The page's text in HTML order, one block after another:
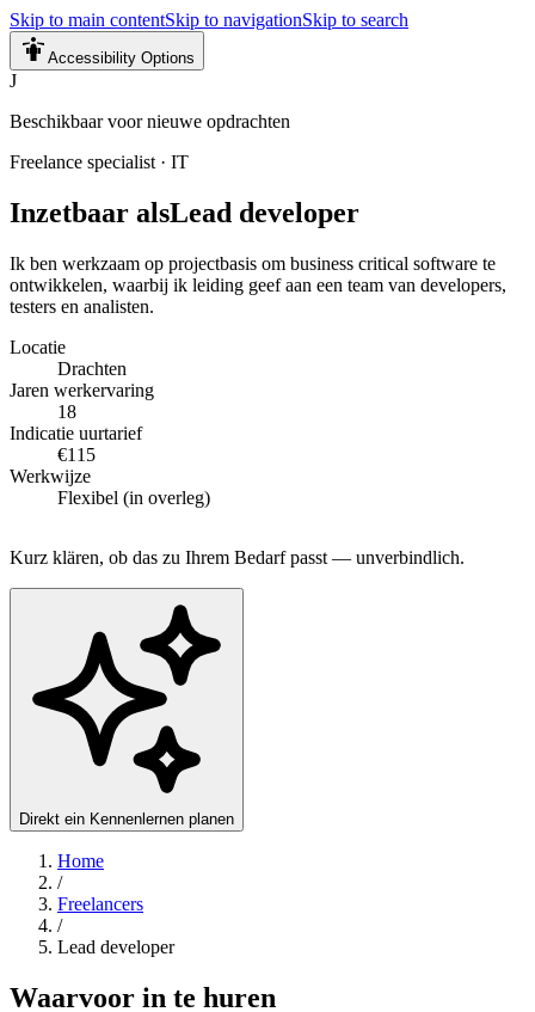
Skip to main contentSkip to navigationSkip to search
Accessibility Options
J
Beschikbaar voor nieuwe opdrachten
Freelance specialist · IT
Inzetbaar alsLead developer
Ik ben werkzaam op projectbasis om business critical software te
ontwikkelen, waarbij ik leiding geef aan een team van developers,
testers en analisten.
Locatie
Drachten
Jaren werkervaring
18
Indicatie uurtarief
€115
Werkwijze
Flexibel (in overleg)
Kurz klären, ob das zu Ihrem Bedarf passt — unverbindlich.
Direkt ein Kennenlernen planen
Home
/
Freelancers
/
Lead developer
Waarvoor in te huren